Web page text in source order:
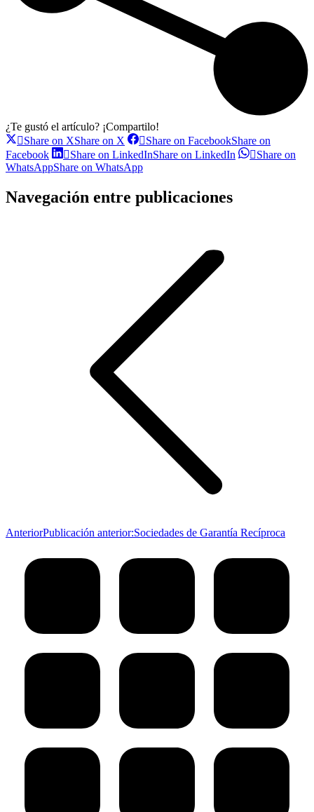
¿Te gustó el artículo? ¡Compartilo!
Share on XShare on X Share on FacebookShare on
Facebook
Share on LinkedInShare on LinkedIn
Share on
WhatsAppShare on WhatsApp
Navegación entre publicaciones
AnteriorPublicación anterior:Sociedades de Garantía Recíproca